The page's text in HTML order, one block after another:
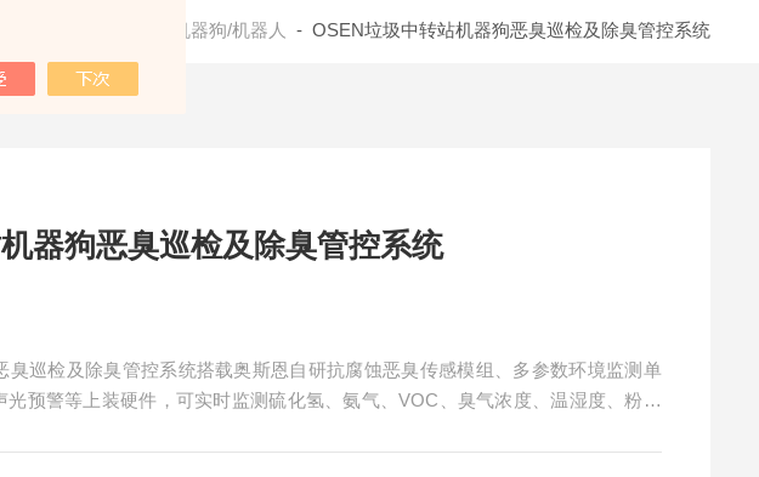
移动巡检机器狗/机器人 - OSEN垃圾中转站机器狗恶臭巡检及除臭管控系统
器狗恶臭巡检及除臭管控系统
臭巡检及除臭管控系统搭载奥斯恩自研抗腐蚀恶臭传感模组、多参数环境监测单
光预警等上装硬件，可实时监测硫化氢、氨气、VOC、臭气浓度、温湿度、粉尘